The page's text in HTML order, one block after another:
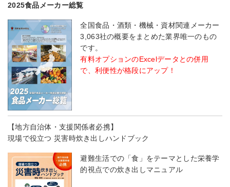
2025食品メーカー総覧
全国食品・酒類・機械・資材関連メーカー
3,063社の概要をまとめた業界唯一のもの
です。
有料オプションのExcelデータとの併用
で、利便性が格段にアップ！
【地方自治体・支援関係者必携】
現場で役立つ 災害時炊き出しハンドブック
避難生活での「食」をテーマとした栄養学
的視点での炊き出しマニュアル